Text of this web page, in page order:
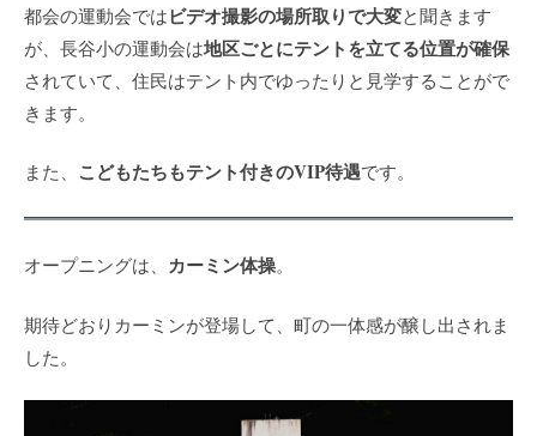
都会の運動会ではビデオ撮影の場所取りで大変と聞きます
が、長谷小の運動会は地区ごとにテントを立てる位置が確保
されていて、住民はテント内でゆったりと見学することがで
きます。
また、 こどもたちもテント付きのVIP待遇です。
オープニングは、 カーミン体操。
期待どおりカーミンが登場して、町の一体感が醸し出されま
した。